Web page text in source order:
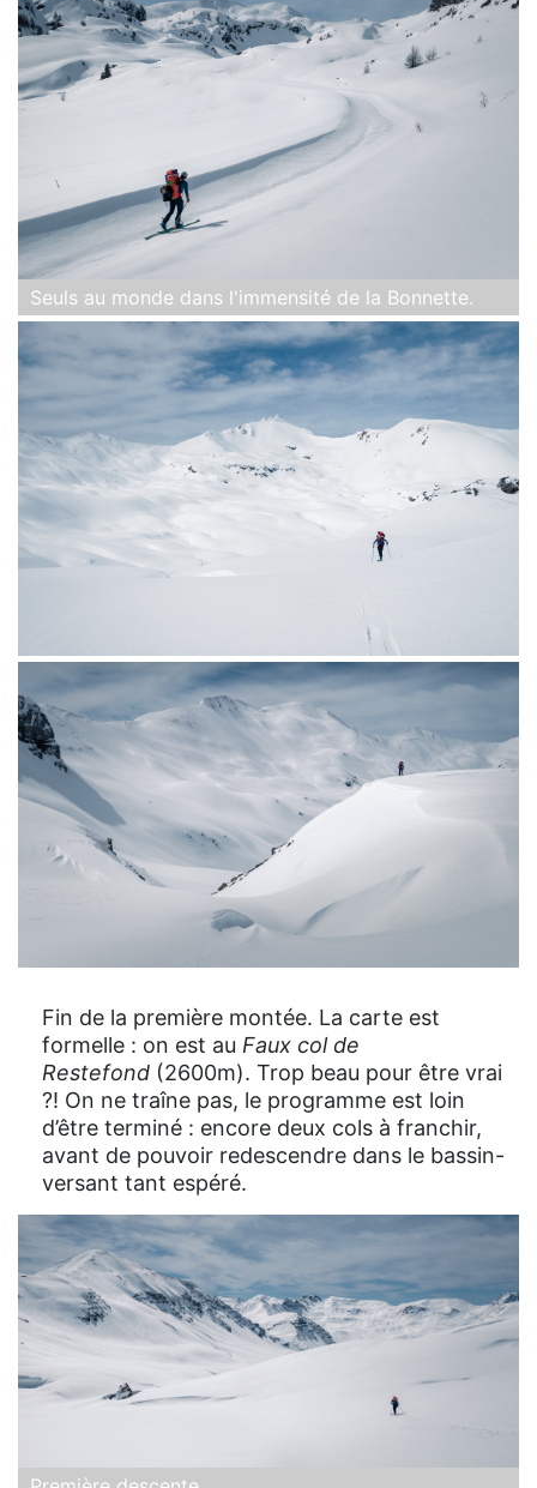
Seuls au monde dans l'immensité de la Bonnette.
Fin de la première montée. La carte est
formelle : on est au Faux col de
Restefond (2600m). Trop beau pour être vrai
?! On ne traîne pas, le programme est loin
d’être terminé : encore deux cols à franchir,
avant de pouvoir redescendre dans le bassin-
versant tant espéré.